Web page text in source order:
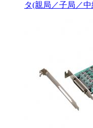
タ(親局／子局／